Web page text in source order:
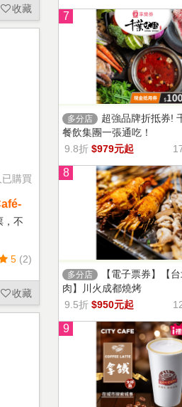
收藏
已購買
，不
5 (2)
收藏
7
多分店
超強品牌折抵券!
餐飲集團一張通吃！
9.8折 $979元起
8
多分店
【電子票券】【
肉】川火成都燒烤
9.5折 $950元起
9